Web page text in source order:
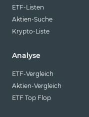
ETF-Listen
Aktien-Suche
Krypto-Liste
Analyse
ETF-Vergleich
Aktien-Vergleich
ETF Top Flop